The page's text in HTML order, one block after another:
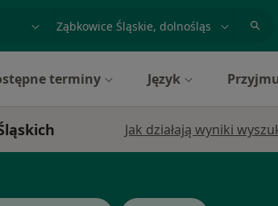
nazwiskomiasto lub dzielnica
terminy Język
Jak działają wyniki